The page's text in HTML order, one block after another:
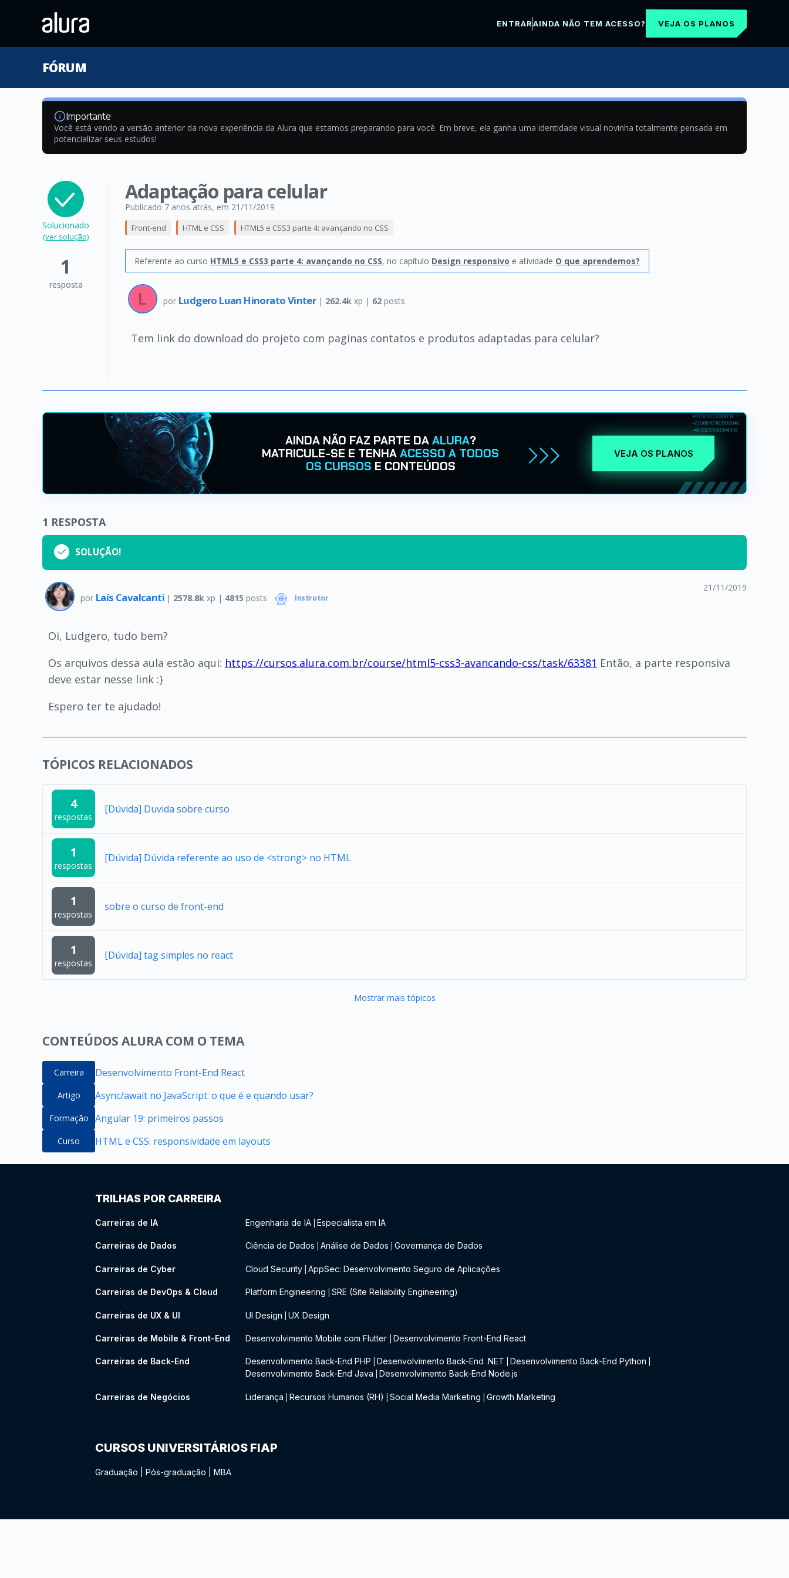
ENTRARAINDA NÃO TEM ACESSO? VEJA OS PLANOS
FÓRUM
Importante
Você está vendo a versão anterior da nova experiência da Alura que estamos preparando para você. Em breve, ela ganha uma identidade visual novinha totalmente pensada em
potencializar seus estudos!
Solucionado
(ver solução)
1
resposta
Adaptação para celular
Publicado 7 anos atrás, em 21/11/2019
Front-end HTML e CSS HTML5 e CSS3 parte 4: avançando no CSS
Referente ao curso HTML5 e CSS3 parte 4: avançando no CSS, no capítulo Design responsivo e atividade O que aprendemos?
por Ludgero Luan Hinorato Vinter | 262.4k xp | 62posts
Tem link do download do projeto com paginas contatos e produtos adaptadas para celular?
AINDA NÃO FAZ PARTE DAALURA?
MATRICULE-SE E TENHAACESSO A TODOS
OS CURSOS E CONTEÚDOS
VEJA OS PLANOS
1 RESPOSTA
SOLUÇÃO!
por Laís Cavalcanti | 2578.8k xp | 4815 posts Instrutor
21/11/2019
Oi, Ludgero, tudo bem?
Os arquivos dessa aula estão aqui: https://cursos.alura.com.br/course/html5-css3-avancando-css/task/63381 Então, a parte responsiva
deve estar nesse link :}
Espero ter te ajudado!
TÓPICOS RELACIONADOS
4
respostas
[Dúvida] Duvida sobre curso
1
respostas
[Dúvida] Dúvida referente ao uso de <strong> no HTML
1
respostas
sobre o curso de front-end
1
respostas
[Dúvida] tag simples no react
Mostrar mais tópicos
CONTEÚDOS ALURA COM O TEMA
Carreira Desenvolvimento Front-End React
Artigo Async/await no JavaScript: o que é e quando usar?
Formação Angular 19: primeiros passos
Curso HTML e CSS: responsividade em layouts
TRILHAS POR CARREIRA
Carreiras de IA Engenharia de IA Especialista em IA
Carreiras de Dados Ciência de Dados Análise de Dados Governança de Dados
Carreiras de Cyber Cloud Security AppSec: Desenvolvimento Seguro de Aplicações
Carreiras de DevOps & Cloud Platform Engineering SRE (Site Reliability Engineering)
Carreiras de UX & UI UI Design UX Design
Carreiras de Mobile & Front-End Desenvolvimento Mobile com Flutter Desenvolvimento Front-End React
Carreiras de Back-End Desenvolvimento Back-End PHP Desenvolvimento Back-End .NET Desenvolvimento Back-End Python
Desenvolvimento Back-End Java Desenvolvimento Back-End Node.js
Carreiras de Negócios Liderança Recursos Humanos (RH) Social Media Marketing Growth Marketing
CURSOS UNIVERSITÁRIOS FIAP
Graduação Pós-graduação MBA